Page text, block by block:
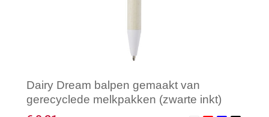
Dairy Dream balpen gemaakt van
gerecyclede melkpakken (zwarte inkt)